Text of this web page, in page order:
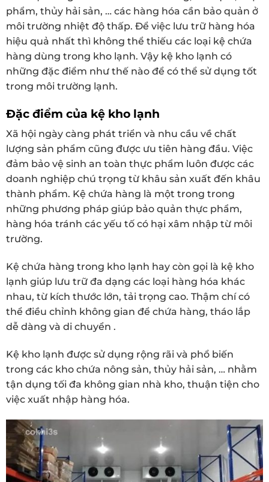
phẩm, thủy hải sản, … các hàng hóa cần bảo quản ở
môi trường nhiệt độ thấp. Để việc lưu trữ hàng hóa
hiệu quả nhất thì không thể thiếu các loại kệ chứa
hàng dùng trong kho lạnh. Vậy kệ kho lạnh có
những đặc điểm như thế nào để có thể sử dụng tốt
trong môi trường lạnh.
Đặc điểm của kệ kho lạnh
Xã hội ngày càng phát triển và nhu cầu về chất
lượng sản phẩm cũng được ưu tiên hàng đầu. Việc
đảm bảo vệ sinh an toàn thực phẩm luôn được các
doanh nghiệp chú trọng từ khâu sản xuất đến khâu
thành phẩm. Kệ chứa hàng là một trong trong
những phương pháp giúp bảo quản thực phẩm,
hàng hóa tránh các yếu tố có hại xâm nhập từ môi
trường.
Kệ chứa hàng trong kho lạnh hay còn gọi là kệ kho
lạnh giúp lưu trữ đa dạng các loại hàng hóa khác
nhau, từ kích thước lớn, tải trọng cao. Thậm chí có
thể điều chỉnh không gian để chứa hàng, tháo lắp
dễ dàng và di chuyển .
Kệ kho lạnh được sử dụng rộng rãi và phổ biến
trong các kho chứa nông sản, thủy hải sản, … nhằm
tận dụng tối đa không gian nhà kho, thuận tiện cho
việc xuất nhập hàng hóa.